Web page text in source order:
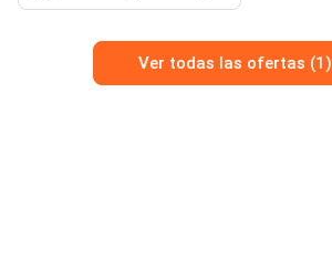
Ver todas las ofertas (1)